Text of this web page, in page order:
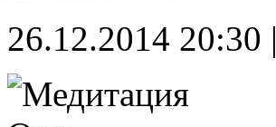
26.12.2014 20:30 |